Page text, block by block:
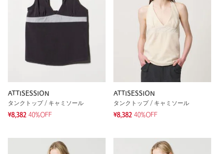
ATTISESSION
タンクトップ / キャミソール
¥8,382 40%OFF
ATTISESSION
タンクトップ / キャミソール
¥8,382 40%OFF